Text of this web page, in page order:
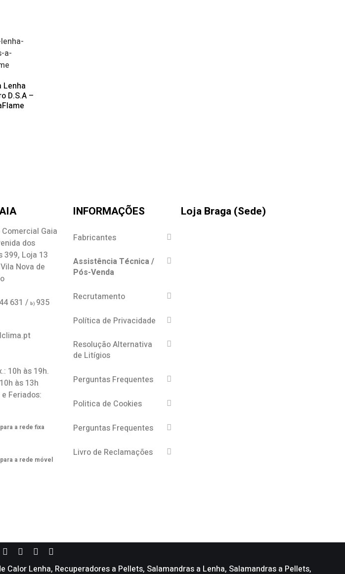
Lenha
D.S.A –
Gaia
dos
399, Loja 13
Nova de
631 /b) 935
10h às 19h.
às 13h
Feriados:
a rede fixa
a rede móvel
INFORMAÇÕES
Fabricantes
Assistência Técnica /
Pós-Venda
Recrutamento
Política de Privacidade
Resolução Alternativa
de Litígios
Perguntas Frequentes
Politica de Cookies
Perguntas Frequentes
Livro de Reclamações
Loja Braga (Sede)
Lenha, Recuperadores a Pellets, Salamandras a Lenha, Salamandras a Pellets,